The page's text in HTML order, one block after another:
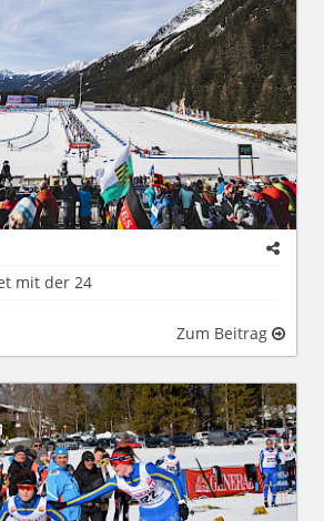
mit der 24
Zum Beitrag